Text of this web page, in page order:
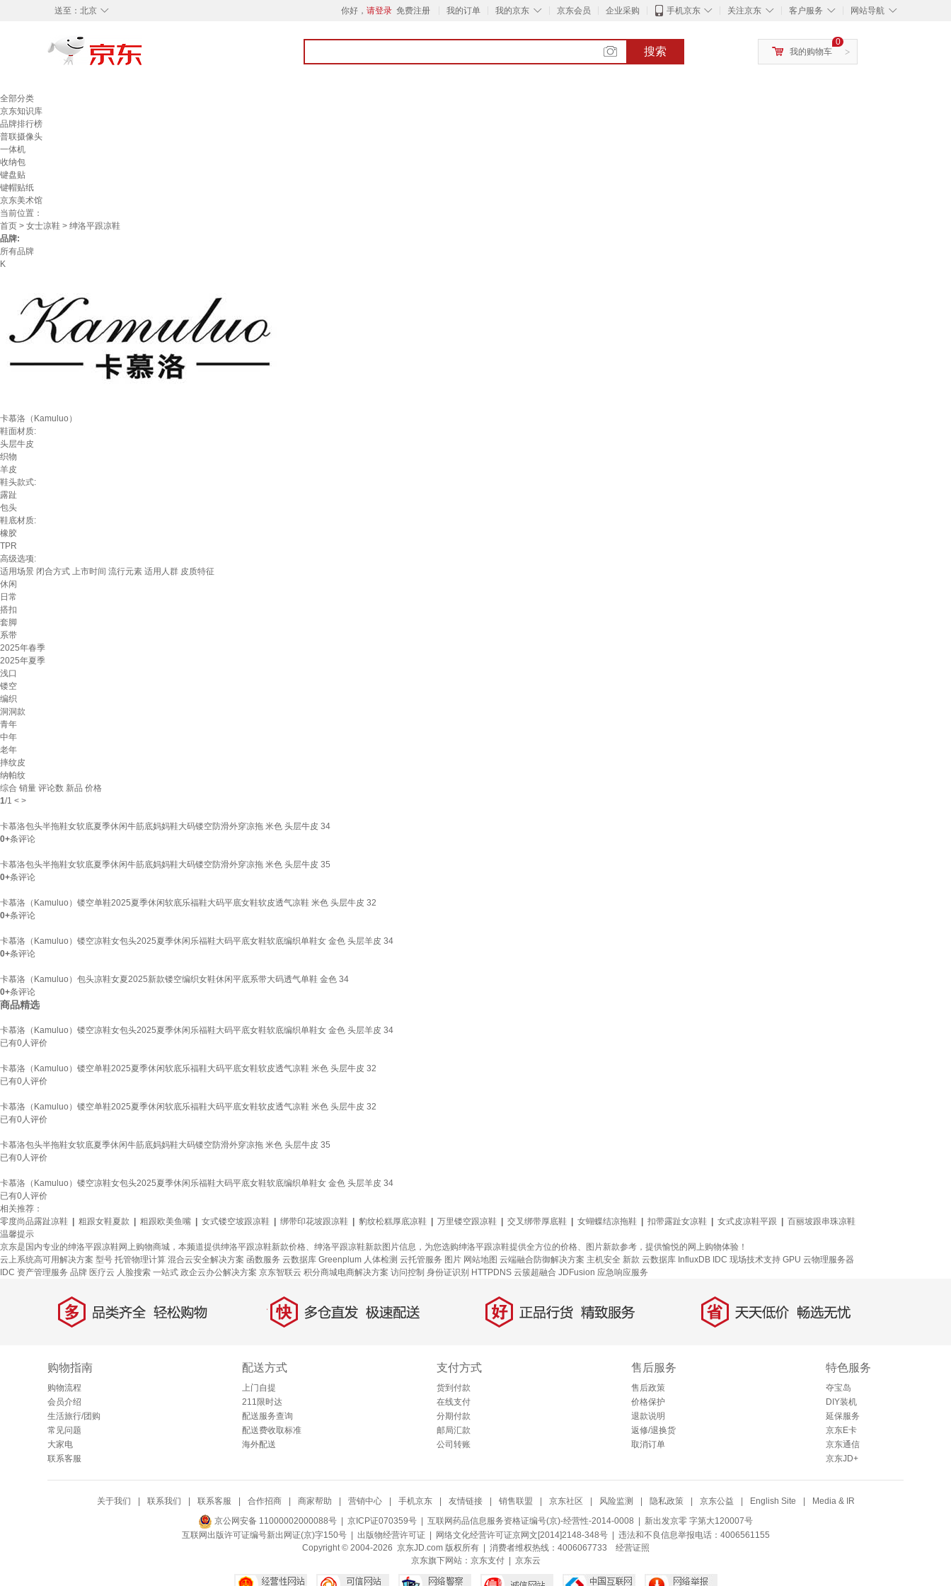
◇
送至： 北京 你好， 请登录 免费注册 我的订单 ◇
我的京东 京东会员 企业采购 ◇
手机京东 ◇
关注京东 ◇
客户服务 ◇
网站导航
搜索 >
0
我的购物车
全部分类
京东知识库
品牌排行榜
普联摄像头
一体机
收纳包
键盘贴
键帽贴纸
京东美术馆
当前位置：
首页 > 女士凉鞋 > 绅洛平跟凉鞋
品牌:
所有品牌
K
卡慕洛（Kamuluo）
鞋面材质:
头层牛皮
织物
羊皮
鞋头款式:
露趾
包头
鞋底材质:
橡胶
TPR
高级选项:
适用场景 闭合方式 上市时间 流行元素 适用人群 皮质特征
休闲
日常
搭扣
套脚
系带
2025年春季
2025年夏季
浅口
镂空
编织
洞洞款
青年
中年
老年
摔纹皮
纳帕纹
综合 销量 评论数 新品 价格
1/1 < >
卡慕洛包头半拖鞋女软底夏季休闲牛筋底妈妈鞋大码镂空防滑外穿凉拖 米色 头层牛皮 34
0+条评论
卡慕洛包头半拖鞋女软底夏季休闲牛筋底妈妈鞋大码镂空防滑外穿凉拖 米色 头层牛皮 35
0+条评论
卡慕洛（Kamuluo）镂空单鞋2025夏季休闲软底乐福鞋大码平底女鞋软皮透气凉鞋 米色 头层牛皮 32
0+条评论
卡慕洛（Kamuluo）镂空凉鞋女包头2025夏季休闲乐福鞋大码平底女鞋软底编织单鞋女 金色 头层羊皮 34
0+条评论
卡慕洛（Kamuluo）包头凉鞋女夏2025新款镂空编织女鞋休闲平底系带大码透气单鞋 金色 34
0+条评论
商品精选
卡慕洛（Kamuluo）镂空凉鞋女包头2025夏季休闲乐福鞋大码平底女鞋软底编织单鞋女 金色 头层羊皮 34
已有0人评价
卡慕洛（Kamuluo）镂空单鞋2025夏季休闲软底乐福鞋大码平底女鞋软皮透气凉鞋 米色 头层牛皮 32
已有0人评价
卡慕洛（Kamuluo）镂空单鞋2025夏季休闲软底乐福鞋大码平底女鞋软皮透气凉鞋 米色 头层牛皮 32
已有0人评价
卡慕洛包头半拖鞋女软底夏季休闲牛筋底妈妈鞋大码镂空防滑外穿凉拖 米色 头层牛皮 35
已有0人评价
卡慕洛（Kamuluo）镂空凉鞋女包头2025夏季休闲乐福鞋大码平底女鞋软底编织单鞋女 金色 头层羊皮 34
已有0人评价
相关推荐：
零度尚品露趾凉鞋
粗跟女鞋夏款 粗跟欧美鱼嘴 女式镂空坡跟凉鞋 绑带印花坡跟凉鞋 豹纹松糕厚底凉鞋 万里镂空跟凉鞋 交叉绑带厚底鞋 女蝴蝶结凉拖鞋 扣带露趾女凉鞋 女式皮凉鞋平跟
百丽坡跟串珠凉鞋
温馨提示
京东是国内专业的绅洛平跟凉鞋网上购物商城，本频道提供绅洛平跟凉鞋新款价格、绅洛平跟凉鞋新款图片信息，为您选购绅洛平跟凉鞋提供全方位的价格、图片新款参考，提供愉悦的网上购物体验！
云上系统高可用解决方案 型号 托管物理计算 混合云安全解决方案 函数服务 云数据库 Greenplum 人体检测 云托管服务 图片 网站地图 云端融合防御解决方案 主机安全 新款 云数据库 InfluxDB IDC 现场技术支持 GPU 云物理服务器
IDC 资产管理服务 品牌 医疗云 人脸搜索 一站式 政企云办公解决方案 京东智联云 积分商城电商解决方案 访问控制 身份证识别 HTTPDNS 云簇超融合 JDFusion 应急响应服务
多 品类齐全，轻松购物 快 多仓直发，极速配送 好 正品行货，精致服务 省 天天低价，畅选无忧
购物指南
购物流程
会员介绍
生活旅行/团购
常见问题
大家电
联系客服
配送方式
上门自提
211限时达
配送服务查询
配送费收取标准
海外配送
支付方式
货到付款
在线支付
分期付款
邮局汇款
公司转账
售后服务
售后政策
价格保护
退款说明
返修/退换货
取消订单
特色服务
夺宝岛
DIY装机
延保服务
京东E卡
京东通信
京东JD+
关于我们 联系我们 联系客服 合作招商 商家帮助 营销中心 手机京东 友情链接 销售联盟 京东社区 风险监测 隐私政策 京东公益 English Site Media & IR
京公网安备 11000002000088号 | 京ICP证070359号 | 互联网药品信息服务资格证编号(京)-经营性-2014-0008 | 新出发京零 字第大120007号
互联网出版许可证编号新出网证(京)字150号 | 出版物经营许可证| 网络文化经营许可证京网文[2014]2148-348号| 违法和不良信息举报电话：4006561155
Copyright © 2004-2026 京东JD.com 版权所有 | 消费者维权热线：4006067733 经营证照
京东旗下网站： 京东支付| 京东云